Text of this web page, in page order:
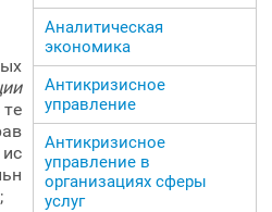
те
Аналитическая
экономика
Антикризисное
управление
Антикризисное
управление в
организациях сферы
услуг